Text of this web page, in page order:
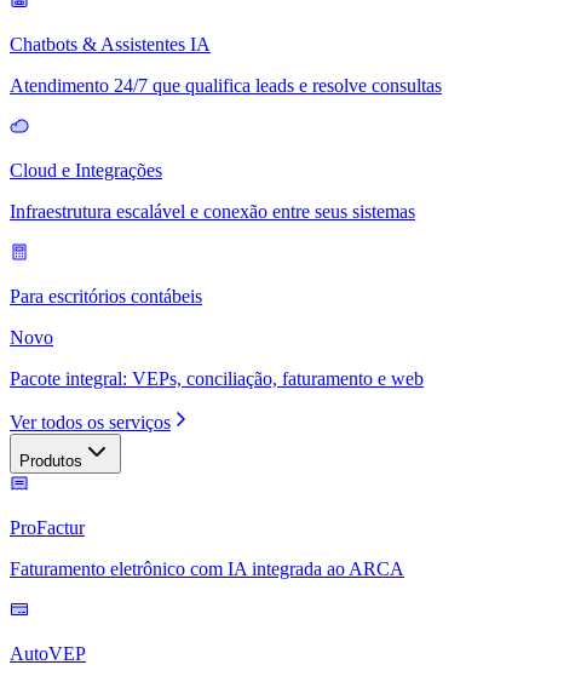
Chatbots & Assistentes IA
Atendimento 24/7 que qualifica leads e resolve consultas
Cloud e Integrações
Infraestrutura escalável e conexão entre seus sistemas
Para escritórios contábeis
Novo
Pacote integral: VEPs, conciliação, faturamento e web
Ver todos os serviços
Produtos
ProFactur
Faturamento eletrônico com IA integrada ao ARCA
AutoVEP